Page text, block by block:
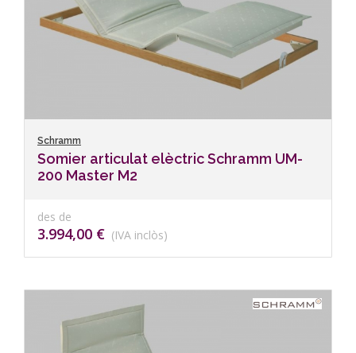
Schramm
Somier articulat elèctric Schramm UM-
200 Master M2
des de
3.994,00 € (IVA inclòs)